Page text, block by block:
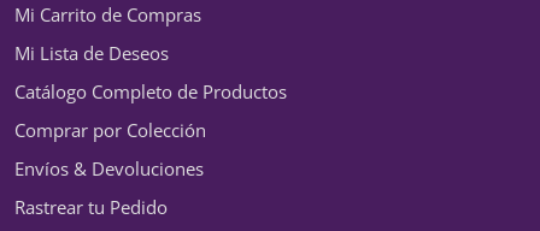
Mi Carrito de Compras
Mi Lista de Deseos
Catálogo Completo de Productos
Comprar por Colección
Envíos & Devoluciones
Rastrear tu Pedido